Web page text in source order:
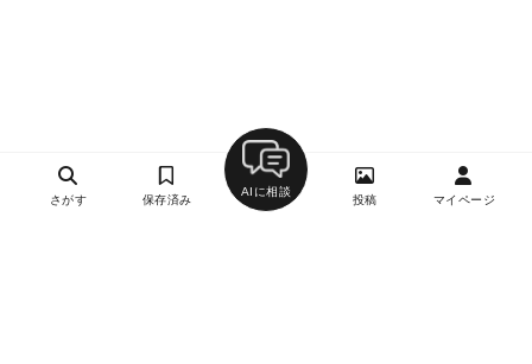
さがす 保存済み
AIに相談
投稿 マイページ